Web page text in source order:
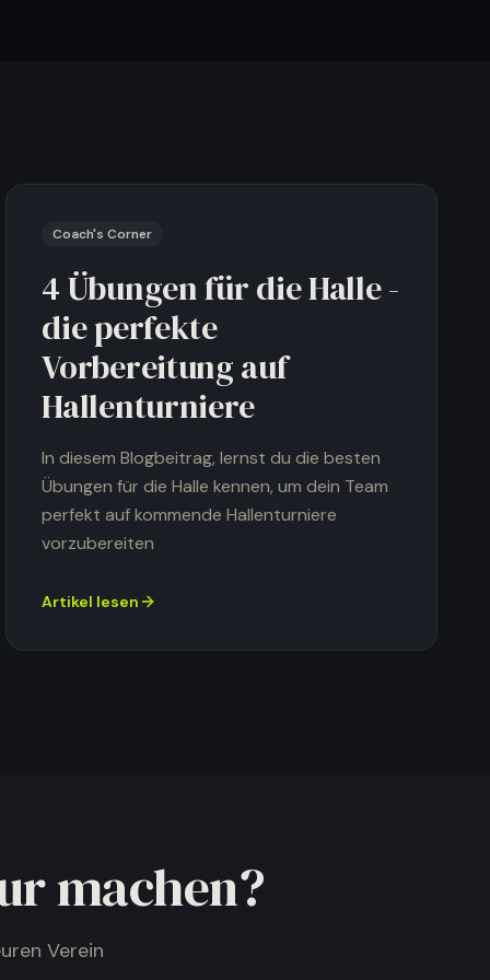
Coach's Corner
4 Übungen für die Halle -
die perfekte
Vorbereitung auf
Hallenturniere
In diesem Blogbeitrag, lernst du die besten
Übungen für die Halle kennen, um dein Team
perfekt auf kommende Hallenturniere
vorzubereiten
Artikel lesen
machen?
Verein